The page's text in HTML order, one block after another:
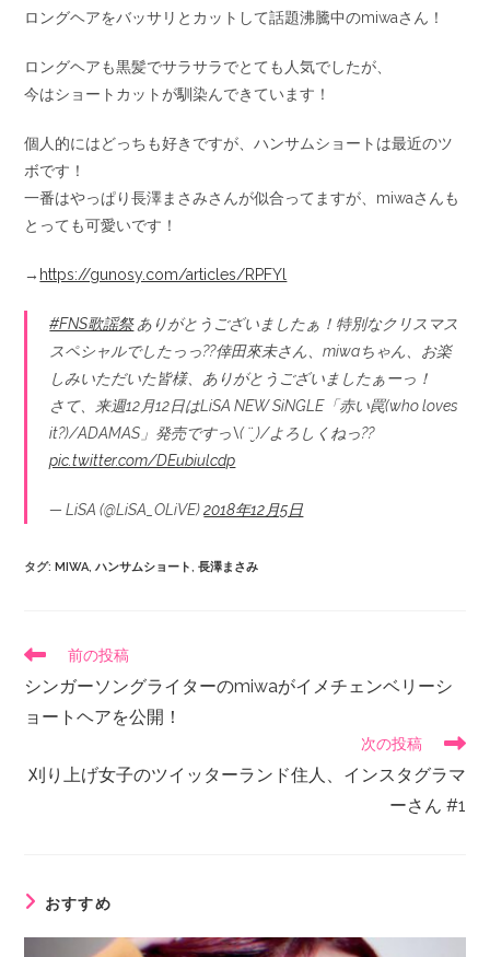
ロングヘアをバッサリとカットして話題沸騰中のmiwaさん！
ロングヘアも黒髪でサラサラでとても人気でしたが、
今はショートカットが馴染んできています！
個人的にはどっちも好きですが、ハンサムショートは最近のツ
ボです！
一番はやっぱり長澤まさみさんが似合ってますが、miwaさんも
とっても可愛いです！
→ https://gunosy.com/articles/RPFYl
#FNS歌謡祭ありがとうございましたぁ！特別なクリスマス
スペシャルでしたっっ??倖田來未さん、miwaちゃん、お楽
しみいただいた皆様、ありがとうございましたぁーっ！
さて、来週12月12日はLiSA NEW SiNGLE「赤い罠(who loves
it?)/ADAMAS」発売ですっ\( ¨̮ )/よろしくねっ??
pic.twitter.com/DEubiulcdp
— LiSA (@LiSA_OLiVE)2018年12月5日
タグ:MIWA, ハンサムショート, 長澤まさみ
前の投稿
シンガーソングライターのmiwaがイメチェンベリーシ
ョートヘアを公開！
次の投稿
刈り上げ女子のツイッターランド住人、インスタグラマ
ーさん #1
おすすめ